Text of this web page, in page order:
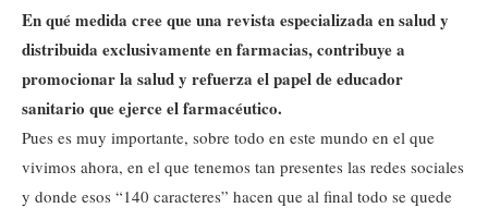
En qué medida cree que una revista especializada en salud y
distribuida exclusivamente en farmacias, contribuye a
promocionar la salud y refuerza el papel de educador
sanitario que ejerce el farmacéutico.
Pues es muy importante, sobre todo en este mundo en el que
vivimos ahora, en el que tenemos tan presentes las redes sociales
y donde esos “140 caracteres” hacen que al final todo se quede